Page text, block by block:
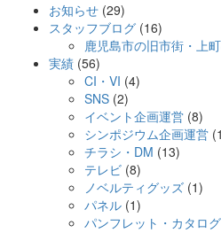
新しい働き方AWARDを受賞しました！
【イベント告知】WBC CARES
【登壇実績】東京都内中学校にてキ
ク」の外部講師を務めました！
お知らせ (29)
スタッフブログ (16)
鹿児島市の旧市街・上
実績 (56)
CI・VI (4)
SNS (2)
イベント企画運営 (8)
シンポジウム企画運営
チラシ・DM (13)
テレビ (8)
ノベルティグッズ (1)
パネル (1)
パンフレット・カタログ